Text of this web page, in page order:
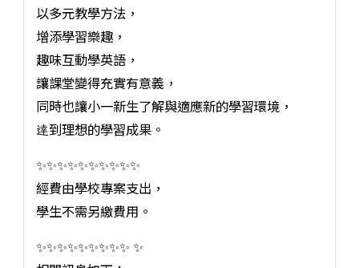
以多元教學方法，
增添學習樂趣，
趣味互動學英語，
讓課堂變得充實有意義，
同時也讓小一新生了解與適應新的學習環境，
逹到理想的學習成果。
✨️✨️✨️✨️✨️✨️✨️✨️✨️✨️
經費由學校專案支出，
學生不需另繳費用。
✨️✨️✨️✨️✨️✨️✨️✨️✨️ ✨️